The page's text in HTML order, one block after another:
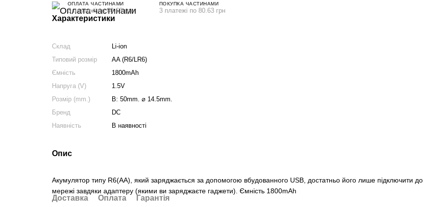
ОПЛАТА ЧАСТИНАМИ
3 платежі по 80.63 грн
ПОКУПКА ЧАСТИНАМИ
3 платежі по 80.63 грн
Характеристики
Склад
Li-ion
Типовий розмір
AA (R6/LR6)
Ємність
1800mAh
Напруга (V)
1.5V
Розмір (mm.)
В: 50mm. ⌀ 14.5mm.
Бренд
DC
Наявність
В наявності
Опис
Акумулятор типу R6(АА), який заряджається за допомогою вбудованного USB, достатньо його лише підключити до
мережі завдяки адаптеру (якими ви заряджаєте гаджети). Ємність 1800mAh
Доставка Оплата Гарантія